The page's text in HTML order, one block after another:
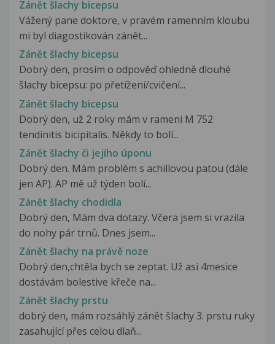
Zánět šlachy bicepsu
Vážený pane doktore, v pravém ramenním kloubu
mi byl diagostikován zánět...
Zánět šlachy bicepsu
Dobrý den, prosím o odpověď ohledně dlouhé
šlachy bicepsu: po přetížení/cvičení...
Zánět šlachy bicepsu
Dobrý den, už 2 roky mám v rameni M 752
tendinitis bicipitalis. Někdy to bolí...
Zánět šlachy či jejího úponu
Dobrý den. Mám problém s achillovou patou (dále
jen AP). AP mě už týden bolí...
Zánět šlachy chodidla
Dobrý den, Mám dva dotazy. Včera jsem si vrazila
do nohy pár trnů. Dnes jsem...
Zánět šlachy na právě noze
Dobrý den,chtěla bych se zeptat. Už asi 4mesice
dostávám bolestive křeče na...
Zánět šlachy prstu
dobrý den, mám rozsáhlý zánět šlachy 3. prstu ruky
zasahující přes celou dlaň...